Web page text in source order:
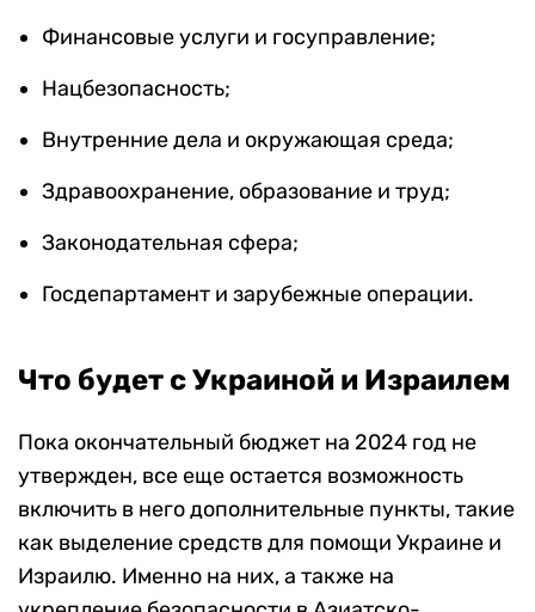
Финансовые услуги и госуправление;
Нацбезопасность;
Внутренние дела и окружающая среда;
Здравоохранение, образование и труд;
Законодательная сфера;
Госдепартамент и зарубежные операции.
Что будет с Украиной и Израилем
Пока окончательный бюджет на 2024 год не
утвержден, все еще остается возможность
включить в него дополнительные пункты, такие
как выделение средств для помощи Украине и
Израилю. Именно на них, а также на